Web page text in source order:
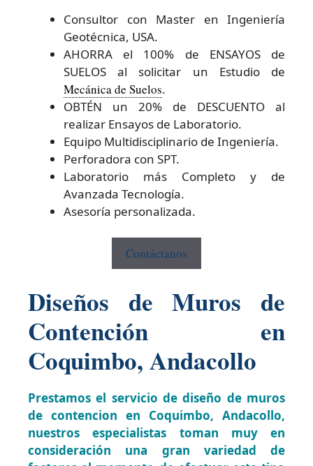
Consultor con Master en Ingeniería
Geotécnica, USA.
AHORRA el 100% de ENSAYOS de
SUELOS al solicitar un Estudio de
Mecánica de Suelos.
OBTÉN un 20% de DESCUENTO al
realizar Ensayos de Laboratorio.
Equipo Multidisciplinario de Ingeniería.
Perforadora con SPT.
Laboratorio más Completo y de
Avanzada Tecnología.
Asesoría personalizada.
Contáctanos
Diseños de Muros de
Contención en
Coquimbo, Andacollo
Prestamos el servicio de diseño de muros
de contencion en Coquimbo, Andacollo,
nuestros especialistas toman muy en
consideración una gran variedad de